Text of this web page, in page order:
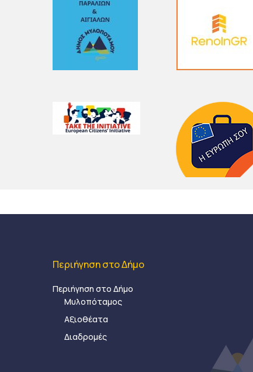
Περιήγηση στο Δήμο
Περιήγηση στο Δήμο
Μυλοπόταμος
Αξιοθέατα
Διαδρομές